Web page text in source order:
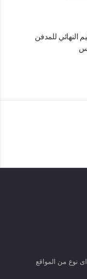
النهائي للمدفن
نوع من المواقع